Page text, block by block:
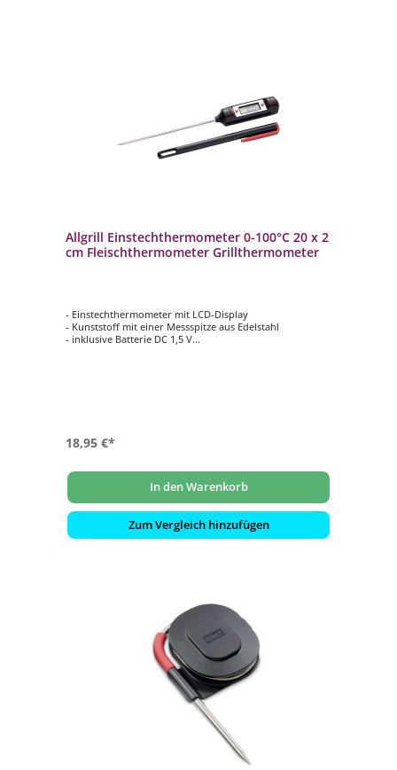
Allgrill Einstechthermometer 0-100°C 20 x 2
cm Fleischthermometer Grillthermometer
- Einstechthermometer mit LCD-Display
- Kunststoff mit einer Messspitze aus Edelstahl
- inklusive Batterie DC 1,5 V
18,95 €*
In den Warenkorb
Zum Vergleich hinzufügen